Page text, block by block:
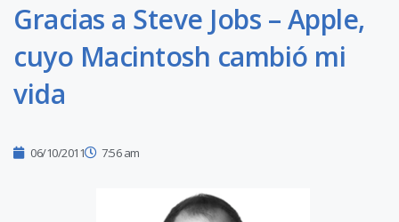
Gracias a Steve Jobs – Apple,
cuyo Macintosh cambió mi
vida
06/10/2011 7:56 am